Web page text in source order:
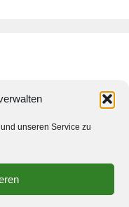
unseren Service zu